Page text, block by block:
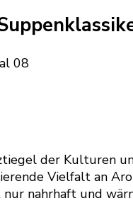
der Kulturen
Vielfalt an
nahrhaft und